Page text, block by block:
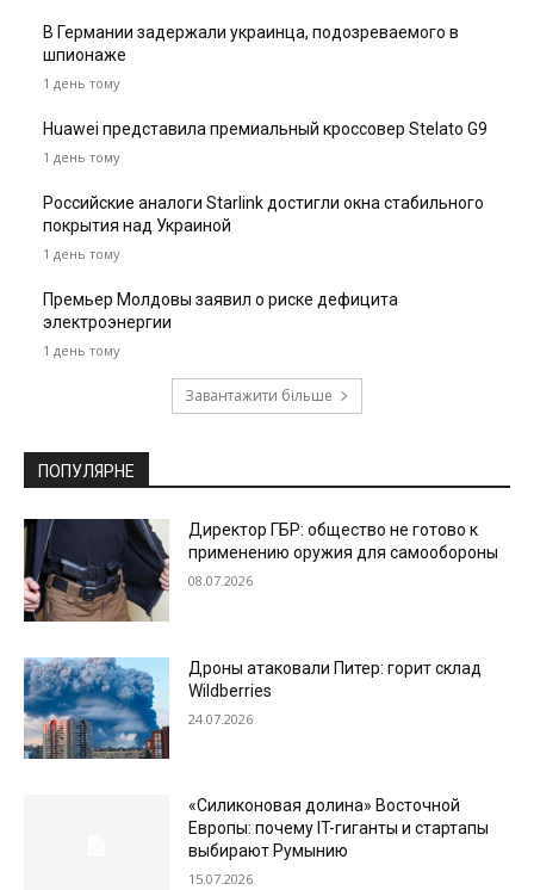
В Германии задержали украинца, подозреваемого в
шпионаже
1 день тому
Huawei представила премиальный кроссовер Stelato G9
1 день тому
Российские аналоги Starlink достигли окна стабильного
покрытия над Украиной
1 день тому
Премьер Молдовы заявил о риске дефицита
электроэнергии
1 день тому
Завантажити більше
ПОПУЛЯРНЕ
Директор ГБР: общество не готово к
применению оружия для самообороны
08.07.2026
Дроны атаковали Питер: горит склад
Wildberries
24.07.2026
«Силиконовая долина» Восточной
Европы: почему IT-гиганты и стартапы
выбирают Румынию
15.07.2026